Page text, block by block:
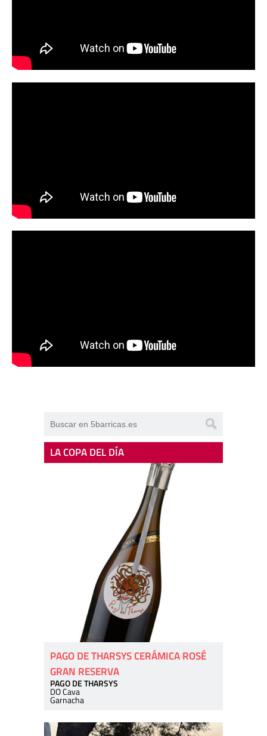
LA COPA DEL DÍA
PAGO DE THARSYS CERÁMICA ROSÉ
GRAN RESERVA
PAGO DE THARSYS
DO Cava
Garnacha